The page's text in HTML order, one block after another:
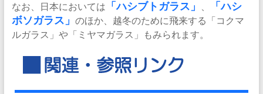
なお、日本においては 「ハシブトガラス」
「ハシ
ボソガラス」 のほか、越冬のために飛来する「コクマ
ルガラス」や「ミヤマガラス」もみられます。